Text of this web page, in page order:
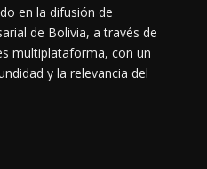
en la difusión de
de Bolivia, a través de
multiplataforma, con un
y la relevancia del